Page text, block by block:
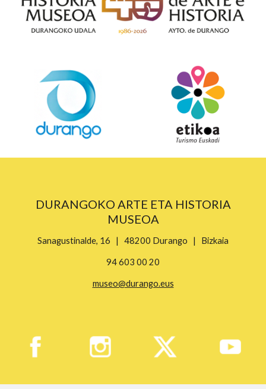
DURANGOKO ARTE ETA HISTORIA
MUSEOA
Sanagustinalde, 16 | 48200 Durango | Bizkaia
94 603 00 20
museo@durango.eus